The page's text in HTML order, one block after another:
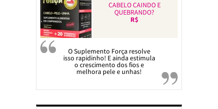
CABELO CAINDO E
QUEBRANDO?
R$
O Suplemento Força resolve
isso rapidinho! E ainda estimula
o crescimento dos fios e
melhora pele e unhas!